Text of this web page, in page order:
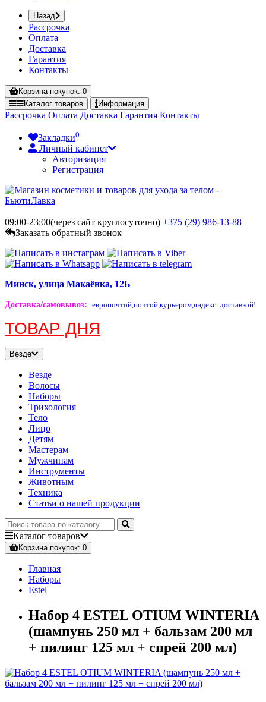
Назад
Рассрочка
Оплата
Доставка
Гарантия
Контакты
Корзинапокупок: 0
Каталог товаров Информация
Рассрочка Оплата Доставка Гарантия Контакты
Закладки0
Личный кабинет
Авторизация
Регистрация
09:00-23:00(через сайт круглосуточно) +375 (29) 986-13-88
Заказать обратный звонок
Минск, улица Макаёнка, 12Б
Доставка/самовывоз: европочтой,почтой,курьером,яндекс доставкой!
ТОВАР ДНЯ
Везде
Везде
Волосы
Наборы
Трихология
Тело
Лицо
Детям
Мастерам
Мужчинам
Инструменты
Животным
Техника
Статьи о нашей продукции
Каталог товаров
Корзинапокупок: 0
Главная
Наборы
Estel
Набор 4 ESTEL OTIUM WINTERIA
(шампунь 250 мл + бальзам 200 мл
+ пилинг 125 мл + спрей 200 мл)